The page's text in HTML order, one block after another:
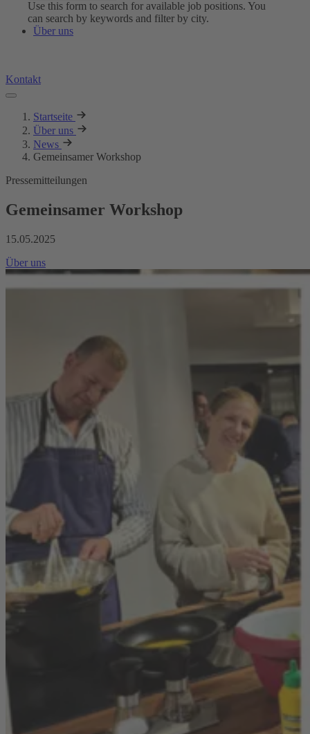
Use this form to search for available job positions. You
can search by keywords and filter by city.
Über uns
Kontakt
Startseite
Über uns
News
Gemeinsamer Workshop
Pressemitteilungen
Gemeinsamer Workshop
15.05.2025
Über uns